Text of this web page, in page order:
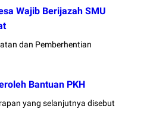
Wajib Berijazah SMU
dan Pemberhentian
Bantuan PKH
yang selanjutnya disebut